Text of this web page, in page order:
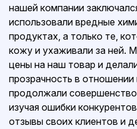
нашей компании
использовали вредные
продуктах, а только те,
кожу и ухаживали за ней.
цены на наш товар и
прозрачность в
продолжали
изучая ошибки
отзывы своих клиентов и